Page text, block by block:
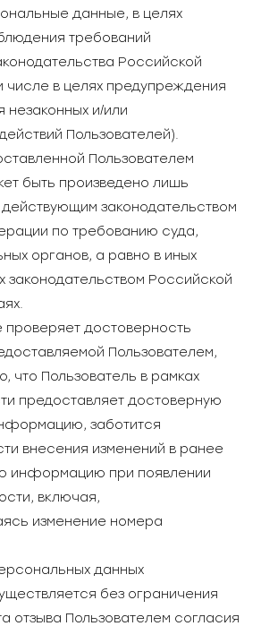
данные, в целях
требований
Российской
числе в целях предупреждения
незаконных и/или
Пользователей).
Пользователем
быть произведено лишь
действующим законодательством
по требованию суда,
органов, а равно в иных
законодательством Российской
достоверность
Пользователем,
что Пользователь в рамках
предоставляет достоверную
заботится
внесения изменений в ранее
информацию при появлении
включая,
изменение номера
данных
без ограничения
отзыва Пользователем согласия